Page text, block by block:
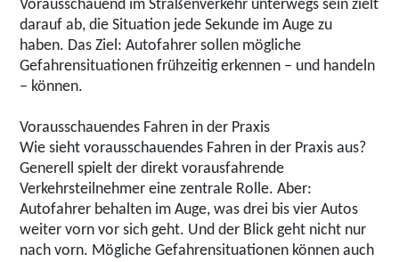
Vorausschauend im Straßenverkehr unterwegs sein zielt
darauf ab, die Situation jede Sekunde im Auge zu
haben. Das Ziel: Autofahrer sollen mögliche
Gefahrensituationen frühzeitig erkennen – und handeln
– können.
Vorausschauendes Fahren in der Praxis
Wie sieht vorausschauendes Fahren in der Praxis aus?
Generell spielt der direkt vorausfahrende
Verkehrsteilnehmer eine zentrale Rolle. Aber:
Autofahrer behalten im Auge, was drei bis vier Autos
weiter vorn vor sich geht. Und der Blick geht nicht nur
nach vorn. Mögliche Gefahrensituationen können auch